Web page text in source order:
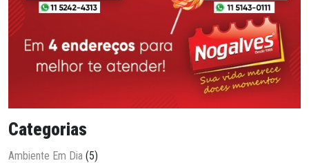
Categorias
Ambiente Em Dia (5)